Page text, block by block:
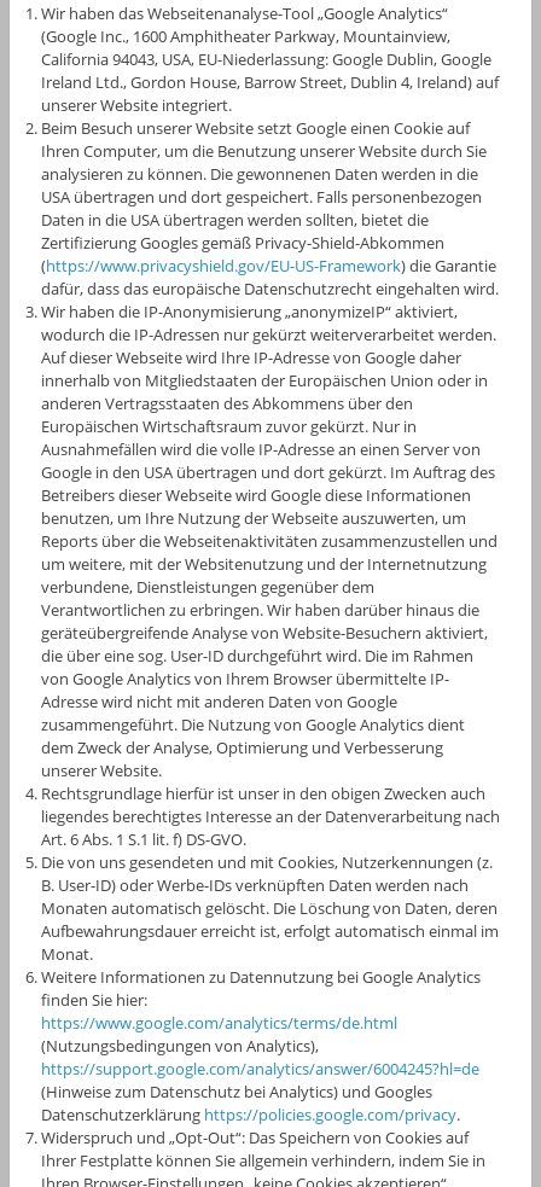
Wir haben das Webseitenanalyse-Tool „Google Analytics“
(Google Inc., 1600 Amphitheater Parkway, Mountainview,
California 94043, USA, EU-Niederlassung: Google Dublin, Google
Ireland Ltd., Gordon House, Barrow Street, Dublin 4, Ireland) auf
unserer Website integriert.
Beim Besuch unserer Website setzt Google einen Cookie auf
Ihren Computer, um die Benutzung unserer Website durch Sie
analysieren zu können. Die gewonnenen Daten werden in die
USA übertragen und dort gespeichert. Falls personenbezogen
Daten in die USA übertragen werden sollten, bietet die
Zertifizierung Googles gemäß Privacy-Shield-Abkommen
(https://www.privacyshield.gov/EU-US-Framework) die Garantie
dafür, dass das europäische Datenschutzrecht eingehalten wird.
Wir haben die IP-Anonymisierung „anonymizeIP“ aktiviert,
wodurch die IP-Adressen nur gekürzt weiterverarbeitet werden.
Auf dieser Webseite wird Ihre IP-Adresse von Google daher
innerhalb von Mitgliedstaaten der Europäischen Union oder in
anderen Vertragsstaaten des Abkommens über den
Europäischen Wirtschaftsraum zuvor gekürzt. Nur in
Ausnahmefällen wird die volle IP-Adresse an einen Server von
Google in den USA übertragen und dort gekürzt. Im Auftrag des
Betreibers dieser Webseite wird Google diese Informationen
benutzen, um Ihre Nutzung der Webseite auszuwerten, um
Reports über die Webseitenaktivitäten zusammenzustellen und
um weitere, mit der Websitenutzung und der Internetnutzung
verbundene, Dienstleistungen gegenüber dem
Verantwortlichen zu erbringen. Wir haben darüber hinaus die
geräteübergreifende Analyse von Website-Besuchern aktiviert,
die über eine sog. User-ID durchgeführt wird. Die im Rahmen
von Google Analytics von Ihrem Browser übermittelte IP-
Adresse wird nicht mit anderen Daten von Google
zusammengeführt. Die Nutzung von Google Analytics dient
dem Zweck der Analyse, Optimierung und Verbesserung
unserer Website.
Rechtsgrundlage hierfür ist unser in den obigen Zwecken auch
liegendes berechtigtes Interesse an der Datenverarbeitung nach
Art. 6 Abs. 1 S.1 lit. f) DS-GVO.
Die von uns gesendeten und mit Cookies, Nutzerkennungen (z.
B. User-ID) oder Werbe-IDs verknüpften Daten werden nach
Monaten automatisch gelöscht. Die Löschung von Daten, deren
Aufbewahrungsdauer erreicht ist, erfolgt automatisch einmal im
Monat.
Weitere Informationen zu Datennutzung bei Google Analytics
finden Sie hier:
https://www.google.com/analytics/terms/de.html
(Nutzungsbedingungen von Analytics),
https://support.google.com/analytics/answer/6004245?hl=de
(Hinweise zum Datenschutz bei Analytics) und Googles
Datenschutzerklärung https://policies.google.com/privacy.
Widerspruch und „Opt-Out“: Das Speichern von Cookies auf
Ihrer Festplatte können Sie allgemein verhindern, indem Sie in